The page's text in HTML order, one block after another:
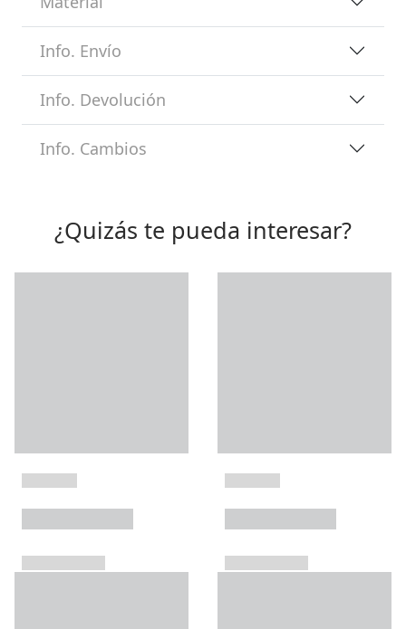
Info. Envío
Info. Devolución
Info. Cambios
¿Quizás te pueda interesar?